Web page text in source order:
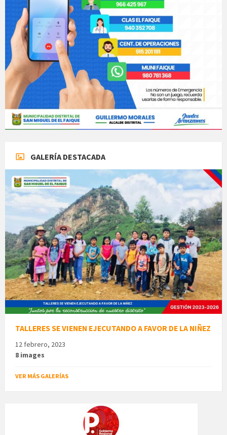
GALERÍA DESTACADA
TALLERES SE VIENEN EJECUTANDO A FAVOR DE LA NIÑEZ
12 febrero, 2023
8 images
VER MÁS GALERÍAS